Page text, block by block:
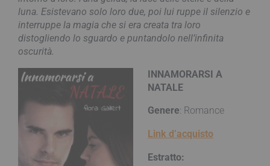
luna. Esistevano solo loro due, poi lui ruppe il silenzio e
interruppe la magia che si era creata tra loro
distogliendo lo sguardo e puntandolo nell’infinita
oscurità.
INNAMORARSI A
NATALE
Genere: Romance
Link d’acquisto
Estratto: